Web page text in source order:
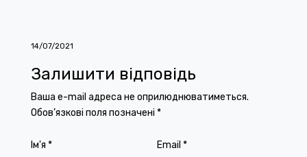
14/07/2021
Залишити відповідь
Ваша e-mail адреса не оприлюднюватиметься.
Обов’язкові поля позначені *
Ім'я * Email *